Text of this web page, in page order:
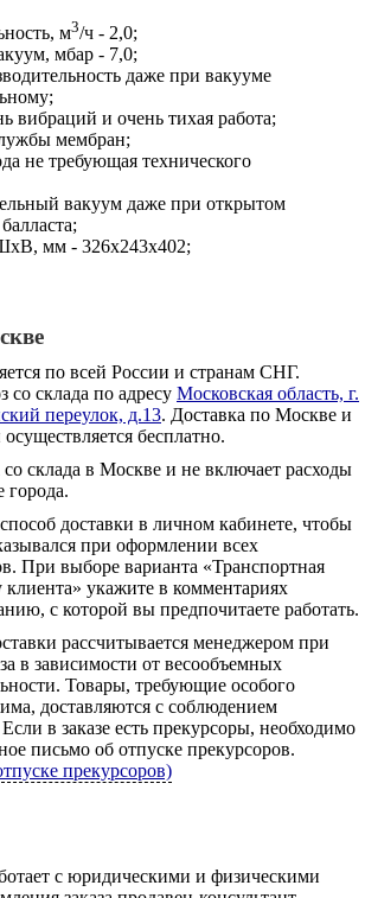
м3/ч - 2,0;
мбар - 7,0;
даже при вакууме
вибраций и очень тихая работа;
мембран;
не требующая технического
вакуум даже при открытом
мм - 326x243x402;
по всей России и странам СНГ.
склада по адресу Московская область, г.
переулок, д.13. Доставка по Москве и
бесплатно.
со склада в Москве и не включает расходы
города.
доставки в личном кабинете, чтобы
при оформлении всех
При выборе варианта «Транспортная
укажите в комментариях
с которой вы предпочитаете работать.
рассчитывается менеджером при
в зависимости от весообъемных
Товары, требующие особого
доставляются с соблюдением
в заказе есть прекурсоры, необходимо
письмо об отпуске прекурсоров.
прекурсоров)
с юридическими и физическими